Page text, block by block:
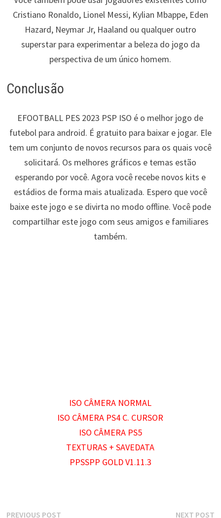
Cristiano Ronaldo, Lionel Messi, Kylian Mbappe, Eden
Hazard, Neymar Jr, Haaland ou qualquer outro
superstar para experimentar a beleza do jogo da
perspectiva de um único homem.
Conclusão
EFOOTBALL PES 2023 PSP ISO é o melhor jogo de
futebol para android. É gratuito para baixar e jogar. Ele
tem um conjunto de novos recursos para os quais você
solicitará. Os melhores gráficos e temas estão
esperando por você. Agora você recebe novos kits e
estádios de forma mais atualizada. Espero que você
baixe este jogo e se divirta no modo offline. Você pode
compartilhar este jogo com seus amigos e familiares
também.
ISO CÂMERA NORMAL
ISO CÂMERA PS4 C. CURSOR
ISO CÂMERA PS5
TEXTURAS + SAVEDATA
PPSSPP GOLD V1.11.3
PREVIOUS POSTPrevious NEXT POST